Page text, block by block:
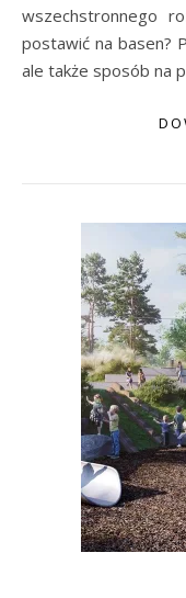
wszechstronnego
postawić na basen?
ale także sposób na